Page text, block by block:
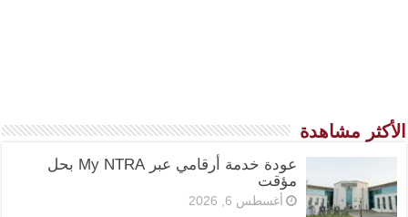
الأكثر مشاهدة
عودة خدمة أرقامي عبر My NTRA بحل
مؤقت
أغسطس 6, 2026